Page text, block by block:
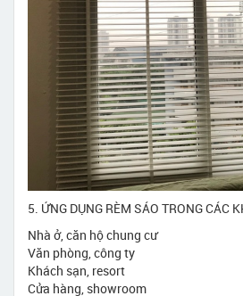
5. ỨNG DỤNG RÈM SÁO TRONG CÁC
Nhà ở, căn hộ chung cư
Văn phòng, công ty
Khách sạn, resort
Cửa hàng, showroom